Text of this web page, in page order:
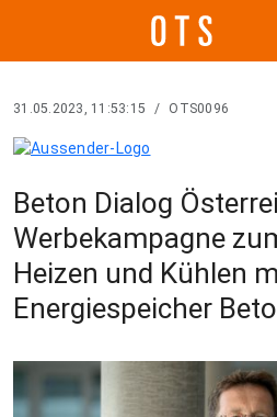
31.05.2023, 11:53:15 / OTS0096
Beton Dialog
Werbekampagne
Heizen und Kühlen
Energiespeicher